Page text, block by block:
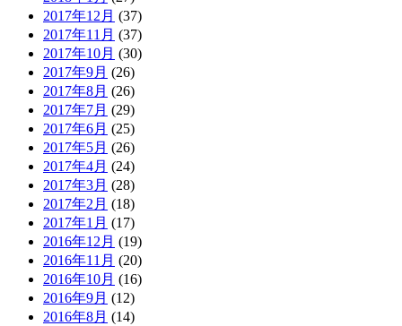
2017年12月 (37)
2017年11月 (37)
2017年10月 (30)
2017年9月 (26)
2017年8月 (26)
2017年7月 (29)
2017年6月 (25)
2017年5月 (26)
2017年4月 (24)
2017年3月 (28)
2017年2月 (18)
2017年1月 (17)
2016年12月 (19)
2016年11月 (20)
2016年10月 (16)
2016年9月 (12)
2016年8月 (14)